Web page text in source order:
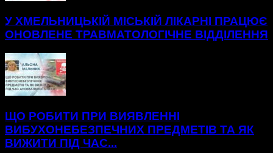
У ХМЕЛЬНИЦЬКІЙ МІСЬКІЙ ЛІКАРНІ ПРАЦЮЄ
ОНОВЛЕНЕ ТРАВМАТОЛОГІЧНЕ ВІДДІЛЕННЯ
ЩО РОБИТИ ПРИ ВИЯВЛЕННІ
ВИБУХОНЕБЕЗПЕЧНИХ ПРЕДМЕТІВ ТА ЯК
ВИЖИТИ ПІД ЧАС...